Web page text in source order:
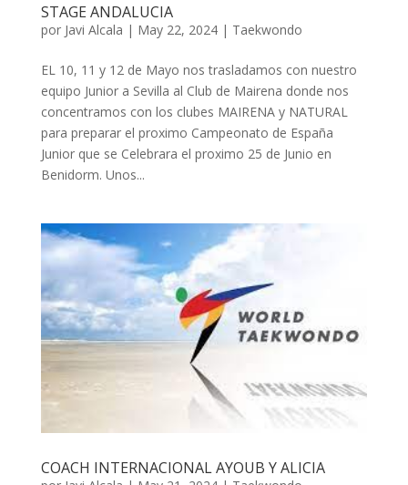
STAGE ANDALUCIA
por Javi Alcala | May 22, 2024| Taekwondo
EL 10, 11 y 12 de Mayo nos trasladamos con nuestro
equipo Junior a Sevilla al Club de Mairena donde nos
concentramos con los clubes MAIRENA y NATURAL
para preparar el proximo Campeonato de España
Junior que se Celebrara el proximo 25 de Junio en
Benidorm. Unos...
COACH INTERNACIONAL AYOUB Y ALICIA